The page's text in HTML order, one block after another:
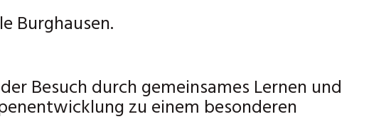
Burghausen.
Besuch durch gemeinsames Lernen und
zu einem besonderen